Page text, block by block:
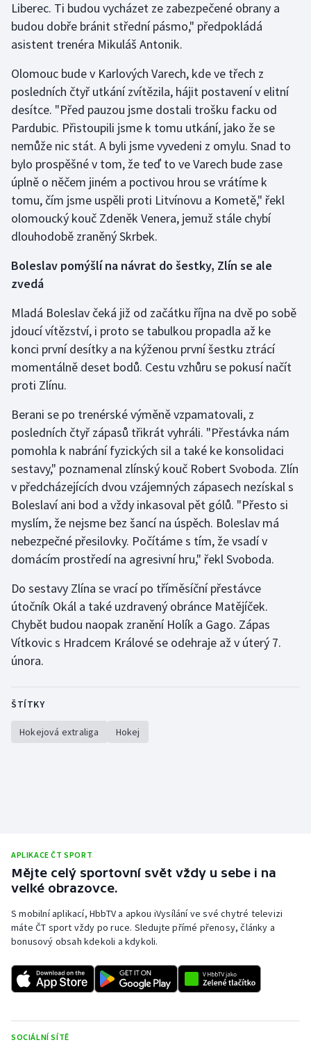
Liberec. Ti budou vycházet ze zabezpečené obrany a
budou dobře bránit střední pásmo," předpokládá
asistent trenéra Mikuláš Antonik.
Olomouc bude v Karlových Varech, kde ve třech z
posledních čtyř utkání zvítězila, hájit postavení v elitní
desítce. "Před pauzou jsme dostali trošku facku od
Pardubic. Přistoupili jsme k tomu utkání, jako že se
nemůže nic stát. A byli jsme vyvedeni z omylu. Snad to
bylo prospěšné v tom, že teď to ve Varech bude zase
úplně o něčem jiném a poctivou hrou se vrátíme k
tomu, čím jsme uspěli proti Litvínovu a Kometě," řekl
olomoucký kouč Zdeněk Venera, jemuž stále chybí
dlouhodobě zraněný Skrbek.
Boleslav pomýšlí na návrat do šestky, Zlín se ale
zvedá
Mladá Boleslav čeká již od začátku října na dvě po sobě
jdoucí vítězství, i proto se tabulkou propadla až ke
konci první desítky a na kýženou první šestku ztrácí
momentálně deset bodů. Cestu vzhůru se pokusí načít
proti Zlínu.
Berani se po trenérské výměně vzpamatovali, z
posledních čtyř zápasů třikrát vyhráli. "Přestávka nám
pomohla k nabrání fyzických sil a také ke konsolidaci
sestavy," poznamenal zlínský kouč Robert Svoboda. Zlín
v předcházejících dvou vzájemných zápasech nezískal s
Boleslaví ani bod a vždy inkasoval pět gólů. "Přesto si
myslím, že nejsme bez šancí na úspěch. Boleslav má
nebezpečné přesilovky. Počítáme s tím, že vsadí v
domácím prostředí na agresivní hru," řekl Svoboda.
Do sestavy Zlína se vrací po tříměsíční přestávce
útočník Okál a také uzdravený obránce Matějíček.
Chybět budou naopak zranění Holík a Gago. Zápas
Vítkovic s Hradcem Králové se odehraje až v úterý 7.
února.
ŠTÍTKY
Hokejová extraliga Hokej
APLIKACE ČT SPORT
Mějte celý sportovní svět vždy u sebe i na
velké obrazovce.
S mobilní aplikací, HbbTV a apkou iVysílání ve své chytré televizi
máte ČT sport vždy po ruce. Sledujte přímé přenosy, články a
bonusový obsah kdekoli a kdykoli.
SOCIÁLNÍ SÍTĚ